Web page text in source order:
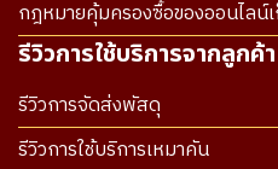
กฎหมายคุ้มครองซื้อของออนไลน์
รีวิวการใช้บริการจากลูกค้า
รีวิวการจัดส่งพัสดุ
รีวิวการใช้บริการเหมาคัน